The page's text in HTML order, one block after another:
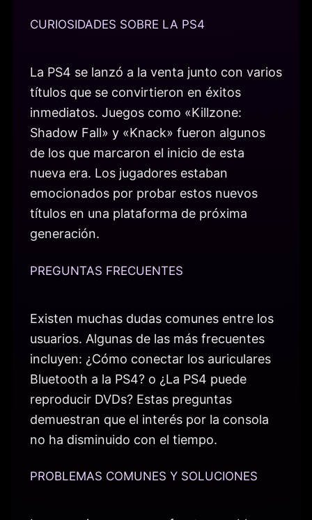
CURIOSIDADES SOBRE LA PS4
La PS4 se lanzó a la venta junto con varios
títulos que se convirtieron en éxitos
inmediatos. Juegos como «Killzone:
Shadow Fall» y «Knack» fueron algunos
de los que marcaron el inicio de esta
nueva era. Los jugadores estaban
emocionados por probar estos nuevos
títulos en una plataforma de próxima
generación.
PREGUNTAS FRECUENTES
Existen muchas dudas comunes entre los
usuarios. Algunas de las más frecuentes
incluyen: ¿Cómo conectar los auriculares
Bluetooth a la PS4? o ¿La PS4 puede
reproducir DVDs? Estas preguntas
demuestran que el interés por la consola
no ha disminuido con el tiempo.
PROBLEMAS COMUNES Y SOLUCIONES